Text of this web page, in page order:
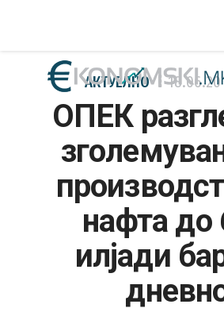
АКТУЕЛНО
ЕКОНОМИЈА
ФИНАНСИИ
БАНКАРСТВО
ЖИВОТ
МОЗАИК
АКТУЕЛНО
ОПЕК
нафта до
илјади